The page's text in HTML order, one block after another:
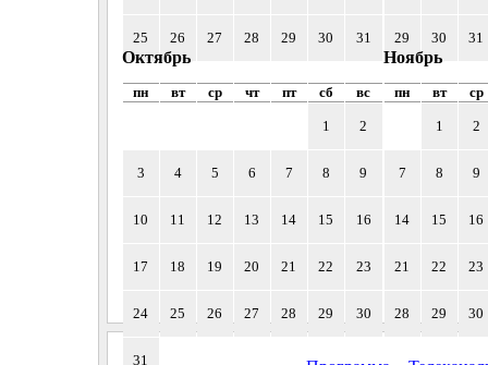
25 26 27 28 29 30 31 29 30 31
Октябрь
пн вт ср чт пт сб вс
1 2
3 4 5 6 7 8 9
10 11 12 13 14 15 16
17 18 19 20 21 22 23
24 25 26 27 28 29 30
31
Ноябрь
пн вт ср
1 2
7 8 9
14 15 16
21 22 23
28 29 30